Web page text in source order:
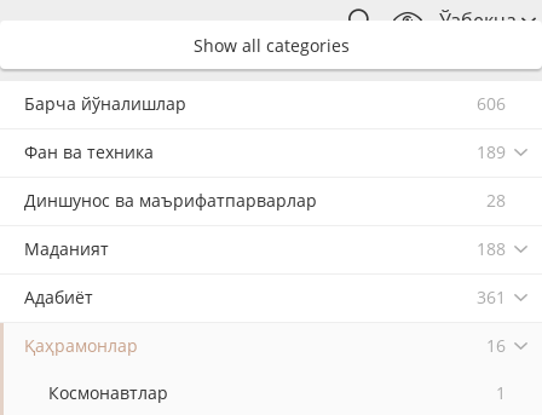
Ўзбекча
Show all categories
Барча йўналишлар 606
Фан ва техника 189
Диншунос ва маърифатпарварлар 28
Маданият 188
Адабиёт 361
Қаҳрамонлар 16
Космонавтлар 1